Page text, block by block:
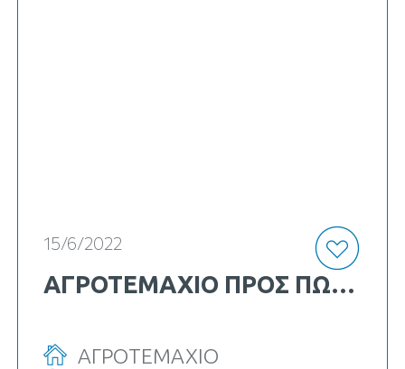
15/6/2022
ΑΓΡΟΤΕΜΑΧΙΟ ΠΡΟΣ ΠΏΛΗΣΗ
ΑΓΡΟΤΕΜΑΧΙΟ